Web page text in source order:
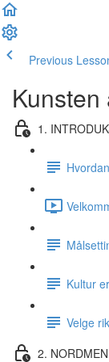
Previous
1.
Kultur
Velge
2.